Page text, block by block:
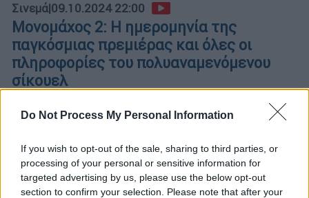
Do Not Process My Personal Information
If you wish to opt-out of the sale, sharing to third parties, or
processing of your personal or sensitive information for
targeted advertising by us, please use the below opt-out
section to confirm your selection. Please note that after your
Σινεμά|09.10.2024 22:00
Μονομάχος 2: Η ημερομηνία της
παγκόσμιας πρεμιέρας και όλες οι
πληροφορίες του πολυαναμενόμενου
σίκουελ
Η δεύτερη ταινία του Ρίντλεϊ Σκοτ που όλοι
αναμένουν